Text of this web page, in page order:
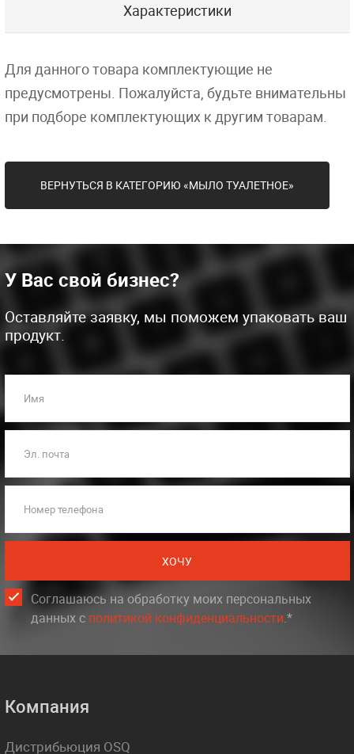
Характеристики
Для данного товара комплектующие не
предусмотрены. Пожалуйста, будьте внимательны
при подборе комплектующих к другим товарам.
ВЕРНУТЬСЯ В КАТЕГОРИЮ «МЫЛО ТУАЛЕТНОЕ»
У Вас свой бизнес?
Оставляйте заявку, мы поможем упаковать ваш
продукт.
Имя
Эл. почта
Номер телефона
ХОЧУ
Соглашаюсь на обработку моих персональных
данных c политикой конфиденциальности.*
Компания
Дистрибьюция OSQ